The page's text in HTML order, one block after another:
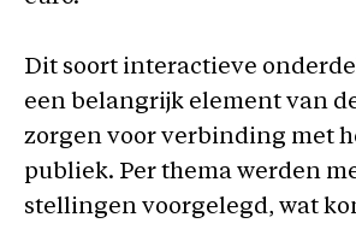
Dit soort interactieve
een belangrijk element van
zorgen voor verbinding met
publiek. Per thema werden
stellingen voorgelegd, wat